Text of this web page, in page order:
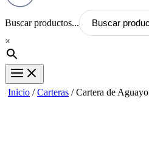
Buscar productos...
×
Inicio /Carteras / Cartera de Aguayo